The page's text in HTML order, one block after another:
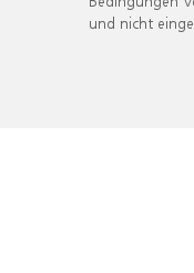
und nicht